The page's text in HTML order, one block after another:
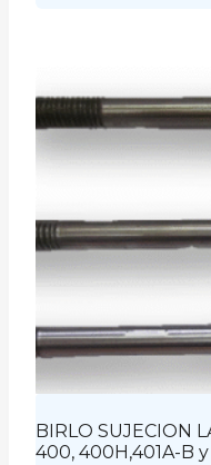
BIRLO SUJECION
400, 400H,401A-B y